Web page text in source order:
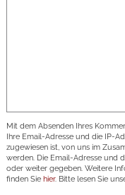
Mit dem Absenden Ihres
Ihre Email-Adresse und die IP-
zugewiesen ist, von uns im
werden. Die Email-Adresse und
oder weiter gegeben. Weitere
finden Sie hier. Bitte lesen Sie